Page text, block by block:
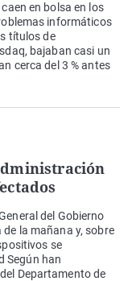
en bolsa en los
informáticos
títulos de
bajaban casi un
cerca del 3 % antes
del Gobierno
la mañana y, sobre
se
Según han
Departamento de